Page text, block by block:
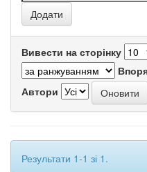
Вивести на сторінку
Автори
Результати 1-1 зі 1.